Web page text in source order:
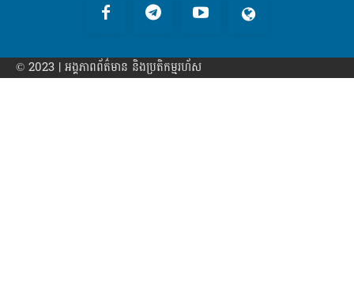
© 2023 | អង្គភាព​ព័ត៌មាន​ និងប្រតិកម្មរហ័ស